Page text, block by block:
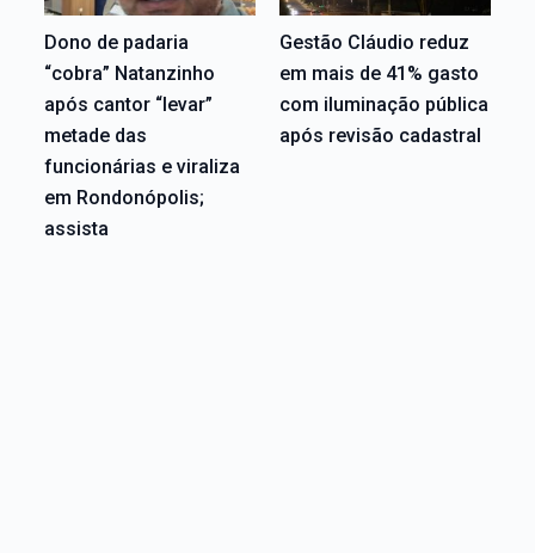
Dono de padaria
“cobra” Natanzinho
após cantor “levar”
metade das
funcionárias e viraliza
em Rondonópolis;
assista
Gestão Cláudio reduz
em mais de 41% gasto
com iluminação pública
após revisão cadastral